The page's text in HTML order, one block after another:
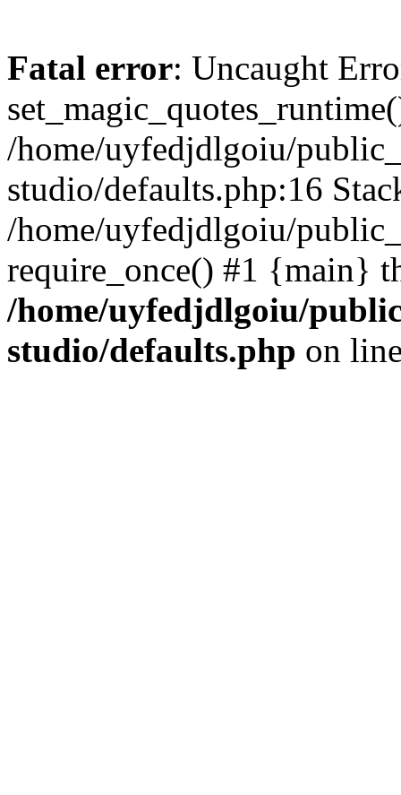
Fatal error: Uncaught
/home/uyfedjdlgoiu/
studio/defaults.php:16
/home/uyfedjdlgoiu/
require_once() #1 {main}
/home/uyfedjdlgoiu/
studio/defaults.php on